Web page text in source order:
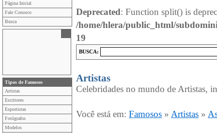
Página Inicial
Fale Conosco
Busca
Tipos de Famosos
Artistas
Escritores
Esportistas
Fotógrafos
Modelos
Deprecated: Function split() is
/home/hlera/public_html/
19
BUSCA:
Artistas
Celebridades no mundo de Artistas,
Você está em: Famosos » Artistas »